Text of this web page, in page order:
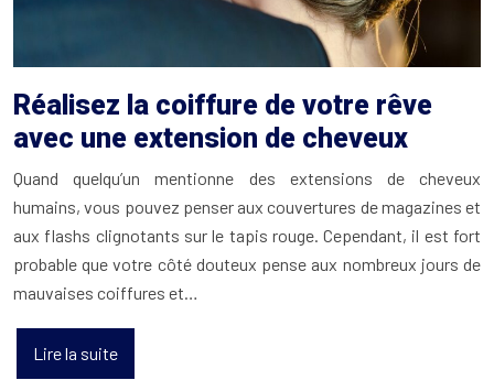
Réalisez la coiffure de votre rêve
avec une extension de cheveux
Quand quelqu’un mentionne des extensions de cheveux
humains, vous pouvez penser aux couvertures de magazines et
aux flashs clignotants sur le tapis rouge. Cependant, il est fort
probable que votre côté douteux pense aux nombreux jours de
mauvaises coiffures et…
Lire la suite